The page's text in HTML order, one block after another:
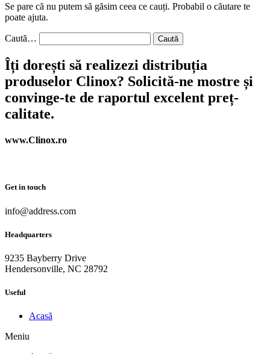
Se pare că nu putem să găsim ceea ce cauți. Probabil o căutare te
poate ajuta.
Caută…
Îți dorești să realizezi distribuția
produselor Clinox? Solicită-ne mostre și
convinge-te de raportul excelent preț-
calitate.
www.Clinox.ro
Get in touch
info@address.com
Headquarters
9235 Bayberry Drive
Hendersonville, NC 28792
Useful
Acasă
Meniu